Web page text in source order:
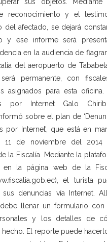
reconocimiento y el
del afectado, se dejará
y ese informe será
en la audiencia de
del aeropuerto de
permanente, con
asignados para esta oficina.
por Internet Galo
sobre el plan de
por Internet’, que está en
11 de noviembre del 2014
la Fiscalía. Mediante la
en la página web de la
el turista
sus denuncias vía Internet.
llenar un formulario con
y los detalles de
El reporte puede